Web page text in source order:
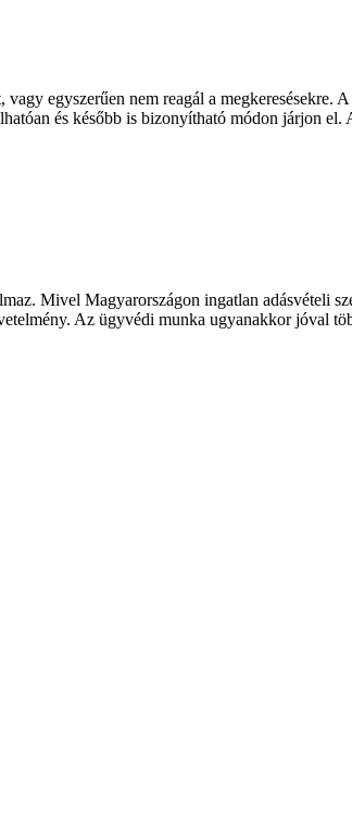
egyszerűen nem reagál a megkeresésekre.
és később is bizonyítható módon járjon el.
Mivel Magyarországon ingatlan adásvételi
Az ügyvédi munka ugyanakkor jóval